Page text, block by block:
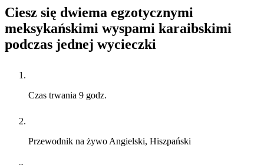
Ciesz się dwiema egzotycznymi
meksykańskimi wyspami karaibskimi
podczas jednej wycieczki
Czas trwania 9 godz.
Przewodnik na żywo Angielski, Hiszpański